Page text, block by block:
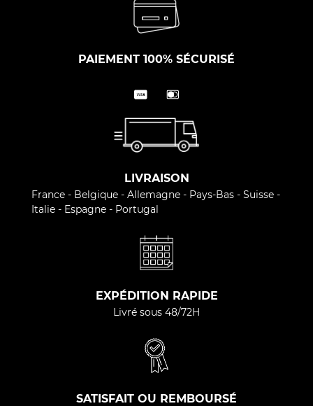
PAIEMENT 100% SÉCURISÉ
LIVRAISON
France - Belgique - Allemagne - Pays-Bas - Suisse -
Italie - Espagne - Portugal
EXPÉDITION RAPIDE
Livré sous 48/72H
SATISFAIT OU REMBOURSÉ